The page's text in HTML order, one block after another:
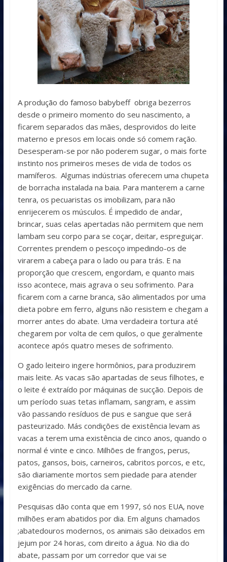
A produção do famoso babybeff obriga bezerros
desde o primeiro momento do seu nascimento, a
ficarem separados das mães, desprovidos do leite
materno e presos em locais onde só comem ração.
Desesperam-se por não poderem sugar, o mais forte
instinto nos primeiros meses de vida de todos os
mamíferos. Algumas indústrias oferecem uma chupeta
de borracha instalada na baia. Para manterem a carne
tenra, os pecuaristas os imobilizam, para não
enrijecerem os músculos. É impedido de andar,
brincar, suas celas apertadas não permitem que nem
lambam seu corpo para se coçar, deitar, espreguiçar.
Correntes prendem o pescoço impedindo-os de
virarem a cabeça para o lado ou para trás. E na
proporção que crescem, engordam, e quanto mais
isso acontece, mais agrava o seu sofrimento. Para
ficarem com a carne branca, são alimentados por uma
dieta pobre em ferro, alguns não resistem e chegam a
morrer antes do abate. Uma verdadeira tortura até
chegarem por volta de cem quilos, o que geralmente
acontece após quatro meses de sofrimento.
O gado leiteiro ingere hormônios, para produzirem
mais leite. As vacas são apartadas de seus filhotes, e
o leite é extraído por máquinas de sucção. Depois de
um período suas tetas inflamam, sangram, e assim
vão passando resíduos de pus e sangue que será
pasteurizado. Más condições de existência levam as
vacas a terem uma existência de cinco anos, quando o
normal é vinte e cinco. Milhões de frangos, perus,
patos, gansos, bois, carneiros, cabritos porcos, e etc,
são diariamente mortos sem piedade para atender
exigências do mercado da carne.
Pesquisas dão conta que em 1997, só nos EUA, nove
milhões eram abatidos por dia. Em alguns chamados
;abatedouros modernos, os animais são deixados em
jejum por 24 horas, com direito a água. No dia do
abate, passam por um corredor que vai se